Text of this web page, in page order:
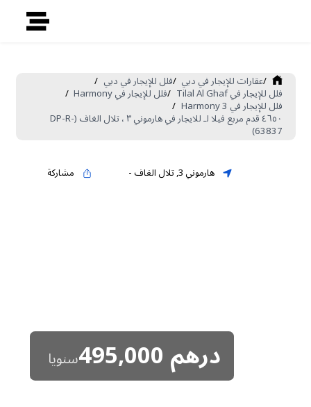
/عقارات للإيجار في دبي /فلل للإيجار في دبي /
فلل للإيجار في Tilal Al Ghaf /فلل للإيجار في Harmony /
فلل للإيجار في Harmony 3 /
٤٦٥٠ قدم مربع فيلا لـ للايجار في هارموني ٣ ، تلال الغاف (DP-R-
63837)
هارموني 3 ,تلال الغاف- مشاركة
درهم495,000سنويا